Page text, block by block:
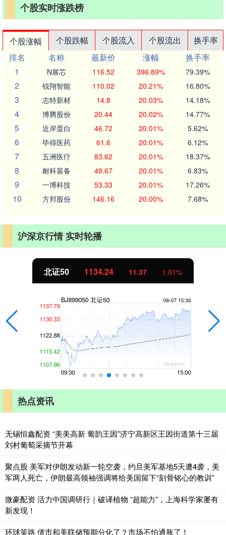
个股实时涨跌榜
个股涨幅 个股跌幅 个股流入 个股流出
换手率
排名
名称 最新价 涨幅
换手率
1
N展芯 116.52 396.89% 79.39%
2 锐翔智能 110.02 20.21% 16.80%
3 志特新材 14.8 20.03% 14.18%
4 博腾股份 20.44 20.02% 14.77%
5 近岸蛋白 46.72 20.01% 5.62%
6 毕得医药 61.6 20.01% 6.12%
7 五洲医疗 83.62 20.01% 18.37%
8 耐科装备 49.67 20.01% 6.83%
9 一博科技 53.33 20.01% 17.26%
10 方邦股份 146.16 20.00% 7.68%
沪深京行情 实时轮播
北证50 1134.24 11.37 1.01%
热点资讯
无锡恒鑫配资 “美美高新 葡韵王因”济宁高新区王因街道第十三届
刘村葡萄采摘节开幕
聚点股 美军对伊朗发动新一轮空袭，约旦美军基地5天遭4袭，美
军两人死亡，伊朗最高领袖强调将给美国留下“刻骨铭心的教训”
微豪配资 活力中国调研行｜破译植物 “超能力”，上海科学家屡有
新发现！
环球策路 债市和美联储预期分化了？市场不怕通胀了！